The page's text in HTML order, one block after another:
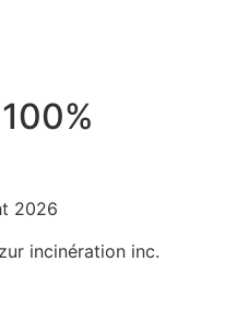
2026
incinération inc.